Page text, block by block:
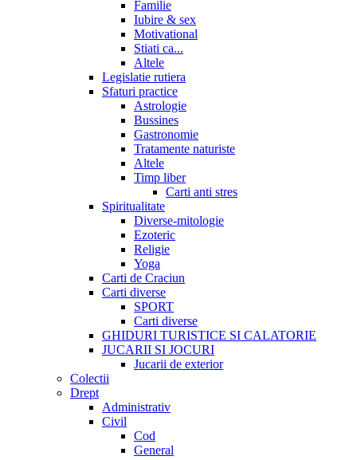
Familie
Iubire & sex
Motivational
Stiati ca...
Altele
Legislatie rutiera
Sfaturi practice
Astrologie
Bussines
Gastronomie
Tratamente naturiste
Altele
Timp liber
Carti anti stres
Spiritualitate
Diverse-mitologie
Ezoteric
Religie
Yoga
Carti de Craciun
Carti diverse
SPORT
Carti diverse
GHIDURI TURISTICE SI CALATORIE
JUCARII SI JOCURI
Jucarii de exterior
Colectii
Drept
Administrativ
Civil
Cod
General